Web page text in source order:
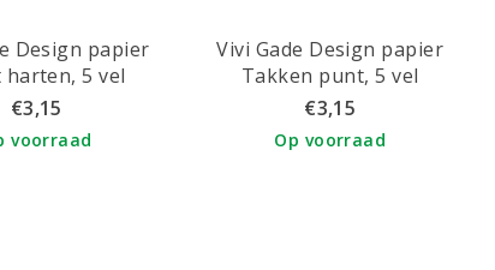
Design papier
harten, 5 vel
€3,15
voorraad
Vivi Gade Design papier
Takken punt, 5 vel
€3,15
Op voorraad